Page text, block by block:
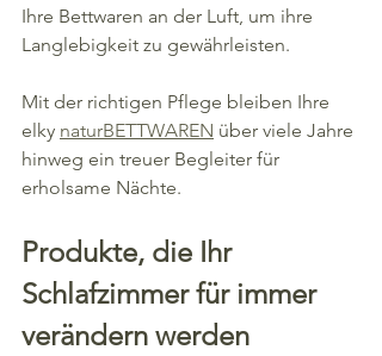
Ihre Bettwaren an der Luft, um ihre
Langlebigkeit zu gewährleisten.
Mit der richtigen Pflege bleiben Ihre
elky naturBETTWAREN über viele Jahre
hinweg ein treuer Begleiter für
erholsame Nächte.
Produkte, die Ihr
Schlafzimmer für immer
verändern werden